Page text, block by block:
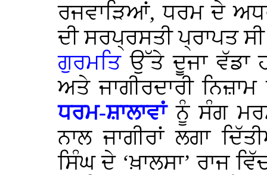
ਰਜਵਾੜਿਆਂ, ਧਰਮ ਦੇ
ਦੀ ਸਰਪ੍ਰਸਤੀ ਪ੍ਰਾਪਤ
ਗੁਰਮਤਿਉੱਤੇ ਦੂਜਾ ਵੱਡਾ
ਅਤੇ ਜਾਗੀਰਦਾਰੀ
ਧਰਮ-ਸ਼ਾਲਾਵਾਂਨੂੰ ਸੰਗ
ਨਾਲ ਜਾਗੀਰਾਂ ਲਗਾ
ਸਿੰਘ ਦੇ ‘ਖ਼ਾਲਸਾ’ ਰਾਜ